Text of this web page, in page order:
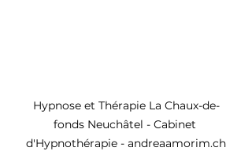
Hypnose et Thérapie La Chaux-de-
fonds Neuchâtel - Cabinet
d'Hypnothérapie - andreaamorim.ch